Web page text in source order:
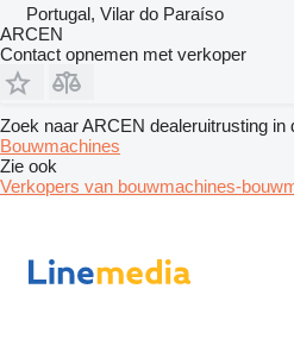
Portugal, Vilar do Paraíso
ARCEN
Contact opnemen met verkoper
Zoek naar ARCEN dealeruitrusting in
Bouwmachines
Zie ook
Verkopers van bouwmachines-